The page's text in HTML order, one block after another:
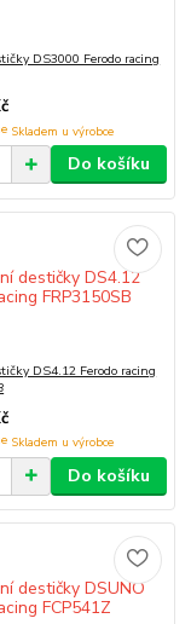
DS3000 Ferodo racing
Do košíku
DS4.12 Ferodo racing
Do košíku